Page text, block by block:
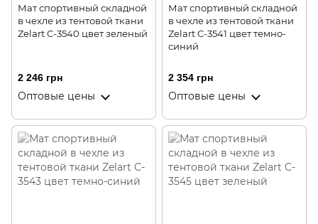
Мат спортивный складной
в чехле из тентовой ткани
Zelart C-3540 цвет зеленый
2 246 грн
Оптовые цены
Мат спортивный складной
в чехле из тентовой ткани
Zelart C-3541 цвет темно-
синий
2 354 грн
Оптовые цены